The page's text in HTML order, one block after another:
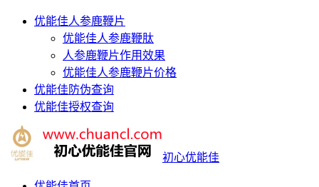
优能佳人参鹿鞭片
优能佳人参鹿鞭肽
人参鹿鞭片作用效果
优能佳人参鹿鞭片价格
优能佳防伪查询
优能佳授权查询
初心优能佳